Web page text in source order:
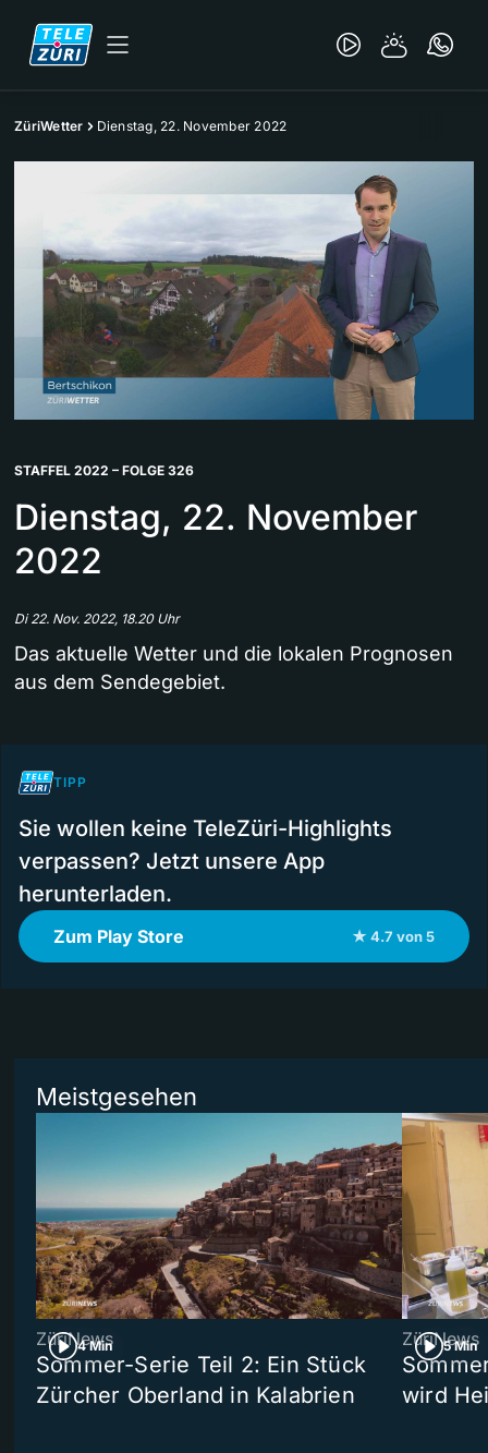
ZüriWetter Dienstag, 22. November 2022
STAFFEL 2022 – FOLGE 326
Dienstag, 22. November
2022
Di 22. Nov. 2022, 18.20 Uhr
Das aktuelle Wetter und die lokalen Prognosen
aus dem Sendegebiet.
TIPP
Sie wollen keine TeleZüri-Highlights
verpassen? Jetzt unsere App
herunterladen.
Zum Play Store ★ 4.7 von 5
Meistgesehen
4 Min
ZüriNews
Sommer-Serie Teil 2: Ein Stück
Zürcher Oberland in Kalabrien
5 Min
ZüriNews
wird